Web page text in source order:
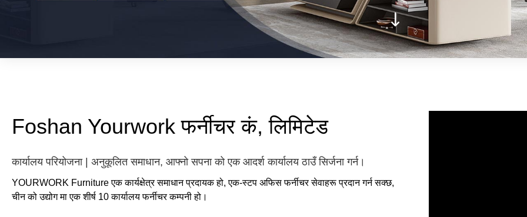

Foshan Yourwork फर्नीचर कं, लिमिटेड
कार्यालय परियोजना | अनुकूलित समाधान, आफ्नो सपना को एक आदर्श कार्यालय ठाउँ सिर्जना गर्न।
YOURWORK Furniture एक कार्यक्षेत्र समाधान प्रदायक हो, एक-स्टप अफिस फर्नीचर सेवाहरू प्रदान गर्न सक्छ,
चीन को उद्योग मा एक शीर्ष 10 कार्यालय फर्नीचर कम्पनी हो।